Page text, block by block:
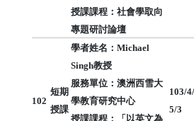
授課課程：社會學取向
專題研討論壇
102
短期
授課
學者姓名： Michael
Singh教授
服務單位：澳洲西雪大
學教育研究中心
授課課程：「以英文為
103/
5/3